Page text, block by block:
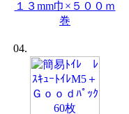
１３mm巾×５００ｍ
巻
04.